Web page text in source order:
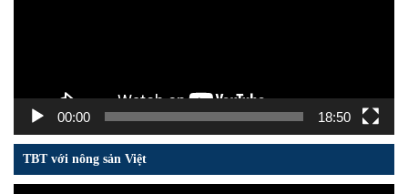
00:00 18:50
TBT với nông sản Việt